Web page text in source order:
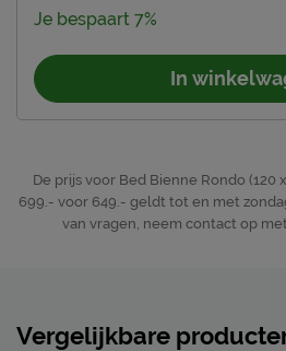
Je bespaart 7%
In
De prijs voor Bed Bienne Rondo (120
699.- voor 649.- geldt tot en met
van vragen, neem contact op
Vergelijkbare